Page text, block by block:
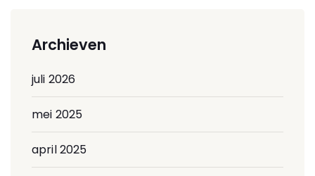
Archieven
juli 2026
mei 2025
april 2025